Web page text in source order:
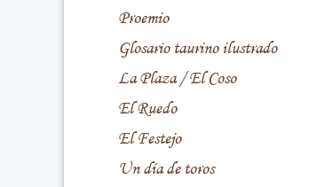
Proemio
Glosario taurino ilustrado
La Plaza / El Coso
El Ruedo
El Festejo
Un día de toros